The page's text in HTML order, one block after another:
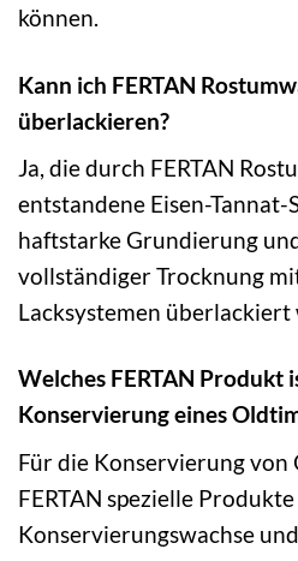
können.
Kann ich FERTAN
überlackieren?
Ja, die durch FERTAN
entstandene Eisen-Tannat-
haftstarke Grundierung
vollständiger Trocknung
Lacksystemen überlackiert
Welches FERTAN Produkt
Konservierung eines
Für die Konservierung
FERTAN spezielle
Konservierungswachse und